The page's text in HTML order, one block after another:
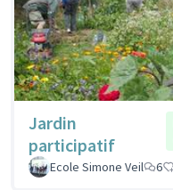
Jardin
participatif
Ecole Simone Veil
6